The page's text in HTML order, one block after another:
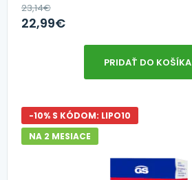
23,14€
22,99€
PRIDAŤ DO KOŠÍKA
-10% S KÓDOM: LIPO10
NA 2 MESIACE